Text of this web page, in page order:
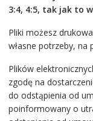
3:4, 4:5, tak jak to
Pliki możesz
własne potrzeby, na
Plików
zgodę na
do odstąpienia od
poinformowany o